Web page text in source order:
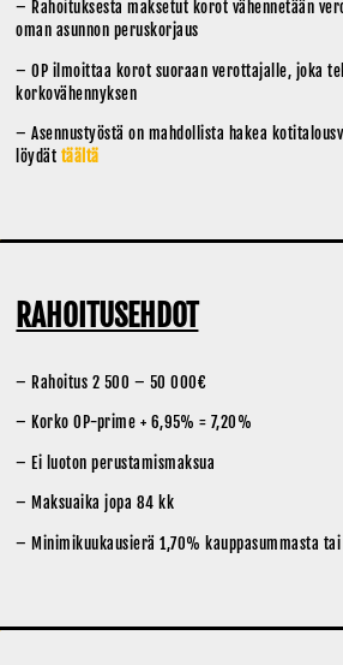
– Rahoituksesta maksetut korot vähennetään
oman asunnon peruskorjaus
– OP ilmoittaa korot suoraan verottajalle, joka
korkovähennyksen
– Asennustyöstä on mahdollista hakea
löydät täältä
RAHOITUSEHDOT
– Rahoitus 2 500 – 50 000€
– Korko OP-prime + 6,95% = 7,20%
– Ei luoton perustamismaksua
– Maksuaika jopa 84 kk
– Minimikuukausierä 1,70% kauppasummasta